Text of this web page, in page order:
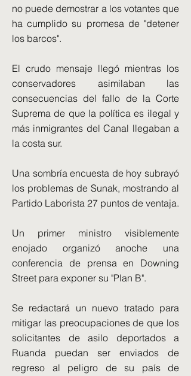
no puede demostrar a los votantes que
ha cumplido su promesa de "detener
los barcos".
El crudo mensaje llegó mientras los
conservadores asimilaban las
consecuencias del fallo de la Corte
Suprema de que la política es ilegal y
más inmigrantes del Canal llegaban a
la costa sur.
Una sombría encuesta de hoy subrayó
los problemas de Sunak, mostrando al
Partido Laborista 27 puntos de ventaja.
Un primer ministro visiblemente
enojado organizó anoche una
conferencia de prensa en Downing
Street para exponer su "Plan B".
Se redactará un nuevo tratado para
mitigar las preocupaciones de que los
solicitantes de asilo deportados a
Ruanda puedan ser enviados de
regreso al peligro de su país de